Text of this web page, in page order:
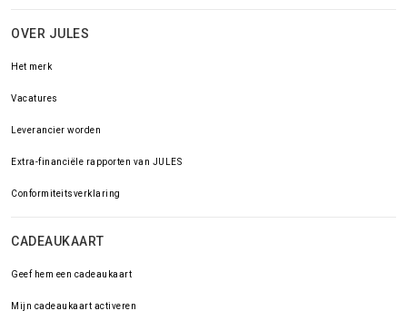
OVER JULES
Het merk
Vacatures
Leverancier worden
Extra-financiële rapporten van JULES
Conformiteitsverklaring
CADEAUKAART
Geef hem een cadeaukaart
Mijn cadeaukaart activeren